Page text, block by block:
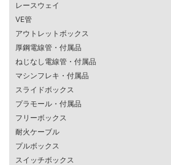
レースウェイ
VE管
アウトレットボックス
厚鋼電線管・付属品
ねじなし電線管・付属品
マシンフレキ・付属品
スライドボックス
プラモール・付属品
フリーボックス
耐火ケーブル
プルボックス
スイッチボックス